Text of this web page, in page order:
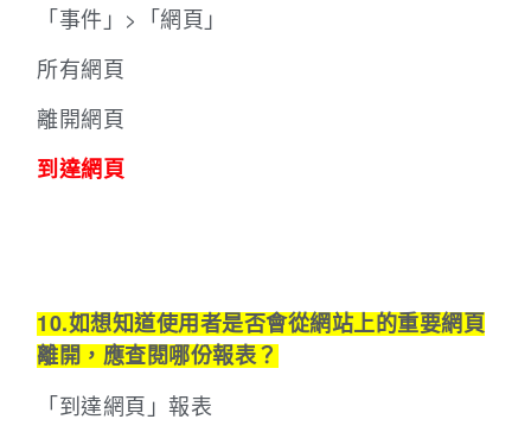
「事件」>「網頁」
所有網頁
離開網頁
到達網頁
10.如想知道使用者是否會從網站上的重要網頁
離開，應查閱哪份報表？
「到達網頁」報表